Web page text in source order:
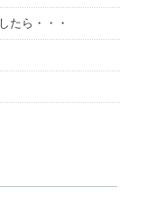
たら・・・